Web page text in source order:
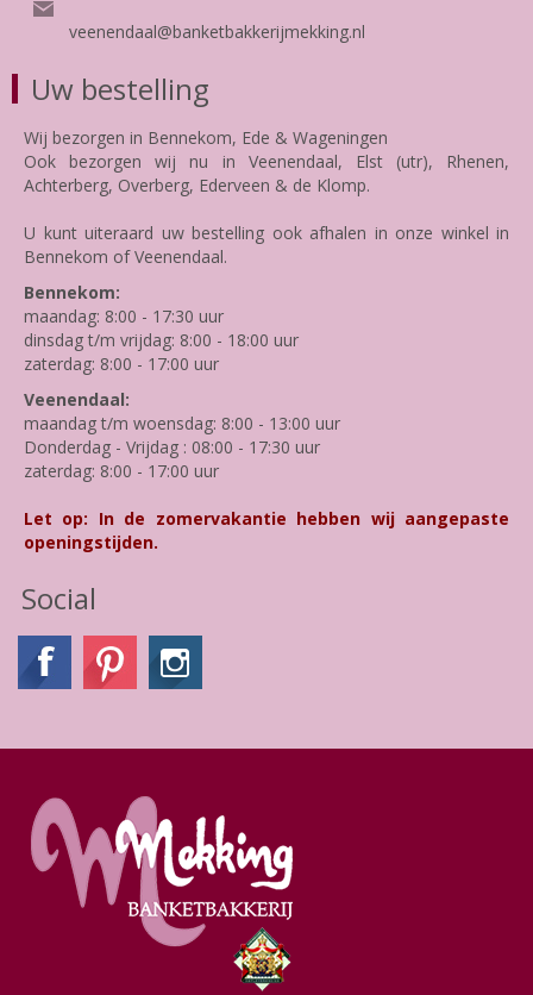
veenendaal@banketbakkerijmekking.nl
Uw bestelling
Wij bezorgen in Bennekom, Ede & Wageningen
Ook bezorgen wij nu in Veenendaal, Elst (utr), Rhenen,
Achterberg, Overberg, Ederveen & de Klomp.
U kunt uiteraard uw bestelling ook afhalen in onze winkel in
Bennekom of Veenendaal.
Bennekom:
maandag: 8:00 - 17:30 uur
dinsdag t/m vrijdag: 8:00 - 18:00 uur
zaterdag: 8:00 - 17:00 uur
Veenendaal:
maandag t/m woensdag: 8:00 - 13:00 uur
Donderdag - Vrijdag : 08:00 - 17:30 uur
zaterdag: 8:00 - 17:00 uur
Let op: In de zomervakantie hebben wij aangepaste
openingstijden.
Social